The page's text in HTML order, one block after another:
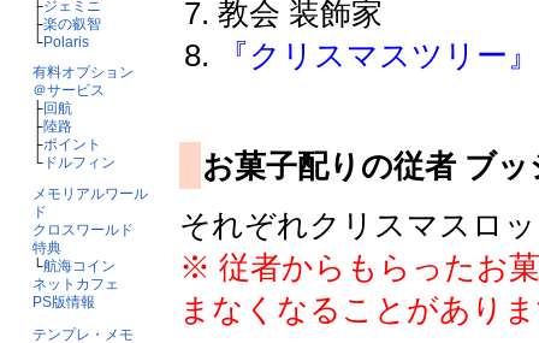
├ジェミニ
├楽の叡智
└Polaris
有料オプション
＠サービス
├回航
├陸路
├ポイント
└ドルフィン
メモリアルワール
ド
クロスワールド
特典
└航海コイン
ネットカフェ
PS版情報
テンプレ・メモ
教会 装飾家
『クリスマスツリー』
お菓子配りの従者 ブ
それぞれクリスマスロ
※ 従者からもらったお
まなくなることがあり